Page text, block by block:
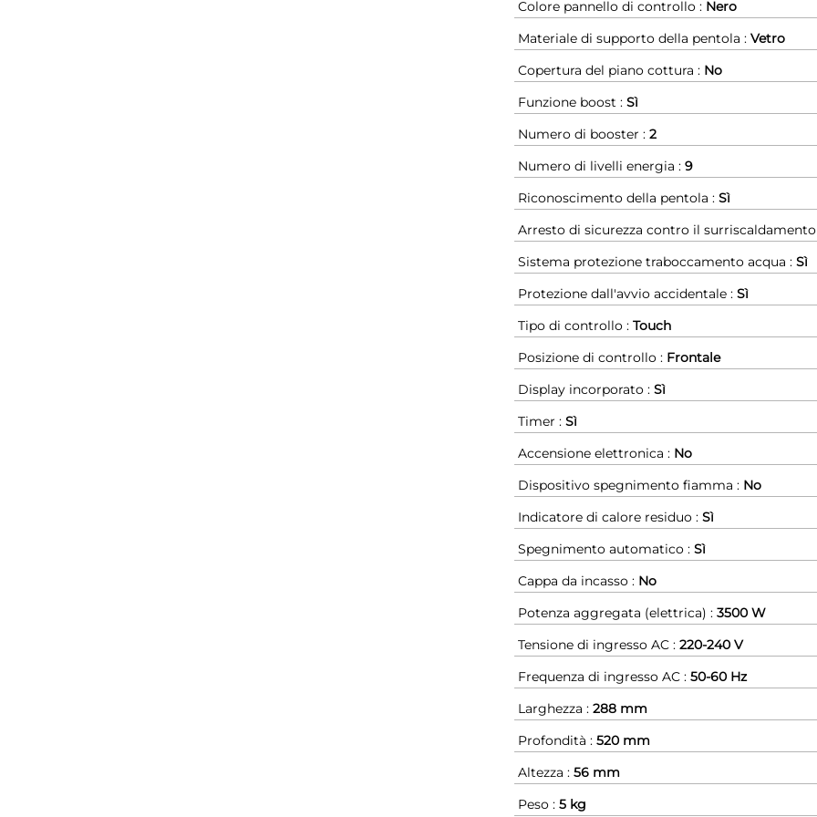
Colore pannello di controllo : Nero
Materiale di supporto della pentola : Vetro
Copertura del piano cottura : No
Funzione boost : Sì
Numero di booster : 2
Numero di livelli energia : 9
Riconoscimento della pentola : Sì
Arresto di sicurezza contro il
Sistema protezione traboccamento acqua : Sì
Protezione dall'avvio accidentale : Sì
Tipo di controllo : Touch
Posizione di controllo : Frontale
Display incorporato : Sì
Timer : Sì
Accensione elettronica : No
Dispositivo spegnimento fiamma : No
Indicatore di calore residuo : Sì
Spegnimento automatico : Sì
Cappa da incasso : No
Potenza aggregata (elettrica) : 3500 W
Tensione di ingresso AC : 220-240 V
Frequenza di ingresso AC : 50-60 Hz
Larghezza : 288 mm
Profondità : 520 mm
Altezza : 56 mm
Peso : 5 kg